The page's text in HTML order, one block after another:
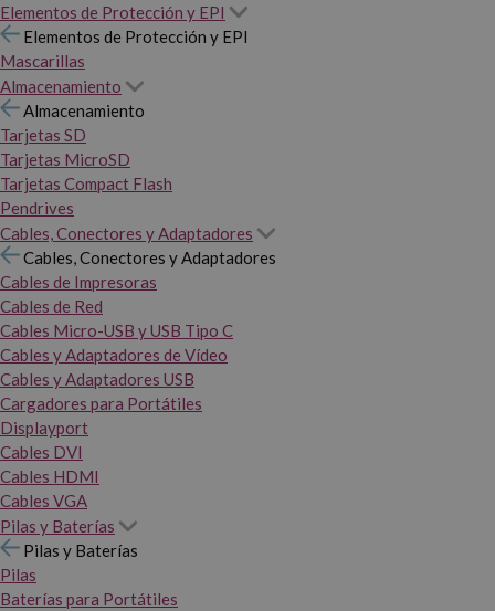
Elementos de Protección y EPI
Elementos de Protección y EPI
Mascarillas
Almacenamiento
Almacenamiento
Tarjetas SD
Tarjetas MicroSD
Tarjetas Compact Flash
Pendrives
Cables, Conectores y Adaptadores
Cables, Conectores y Adaptadores
Cables de Impresoras
Cables de Red
Cables Micro-USB y USB Tipo C
Cables y Adaptadores de Vídeo
Cables y Adaptadores USB
Cargadores para Portátiles
Displayport
Cables DVI
Cables HDMI
Cables VGA
Pilas y Baterías
Pilas y Baterías
Pilas
Baterías para Portátiles